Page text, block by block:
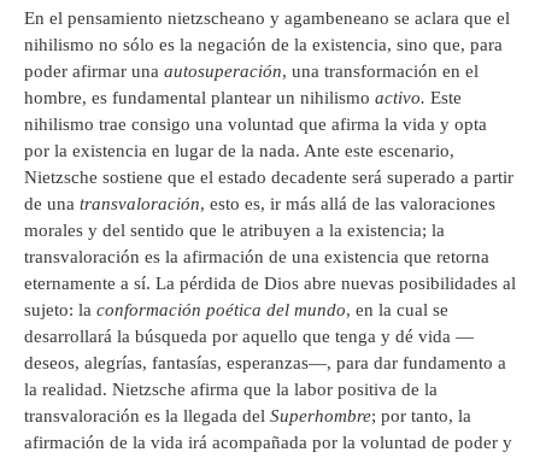
En el pensamiento nietzscheano y agambeneano se aclara que el
nihilismo no sólo es la negación de la existencia, sino que, para
poder afirmar una autosuperación, una transformación en el
hombre, es fundamental plantear un nihilismo activo. Este
nihilismo trae consigo una voluntad que afirma la vida y opta
por la existencia en lugar de la nada. Ante este escenario,
Nietzsche sostiene que el estado decadente será superado a partir
de una transvaloración, esto es, ir más allá de las valoraciones
morales y del sentido que le atribuyen a la existencia; la
transvaloración es la afirmación de una existencia que retorna
eternamente a sí. La pérdida de Dios abre nuevas posibilidades al
sujeto: la conformación poética del mundo, en la cual se
desarrollará la búsqueda por aquello que tenga y dé vida —
deseos, alegrías, fantasías, esperanzas—, para dar fundamento a
la realidad. Nietzsche afirma que la labor positiva de la
transvaloración es la llegada del Superhombre; por tanto, la
afirmación de la vida irá acompañada por la voluntad de poder y